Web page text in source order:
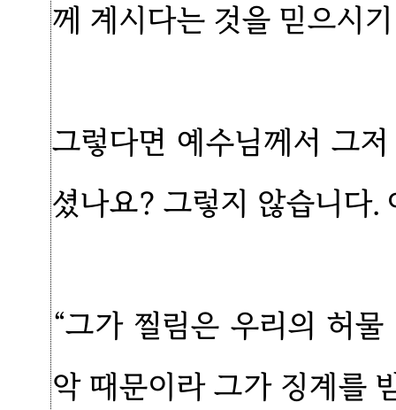
께 계시다는 것을 믿으시
그렇다면 예수님께서 그
셨나요? 그렇지 않습니다.
“그가 찔림은 우리의 허
악 때문이라 그가 징계를